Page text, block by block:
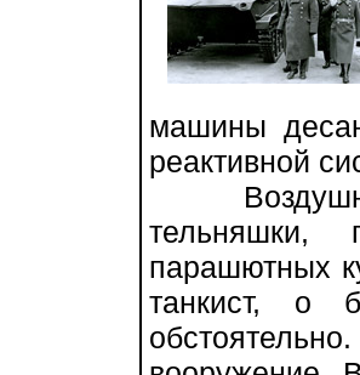
машины
реактивной
Воздушно-
тельняшки,
парашютных
танкист, о